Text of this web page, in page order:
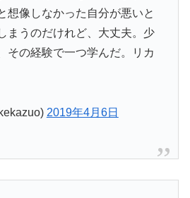
想像しなかった自分が悪いと
まうのだけれど、大丈夫。少
その経験で一つ学んだ。リカ
2019年4月6日